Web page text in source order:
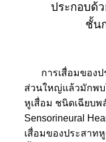
ประกอบด้
ชั้น
การเสื่อมของ
ส่วนใหญ่แล้วมักพบ
หูเสื่อม ชนิดเฉียบ
Sensorineural
เสื่อมของประสาท